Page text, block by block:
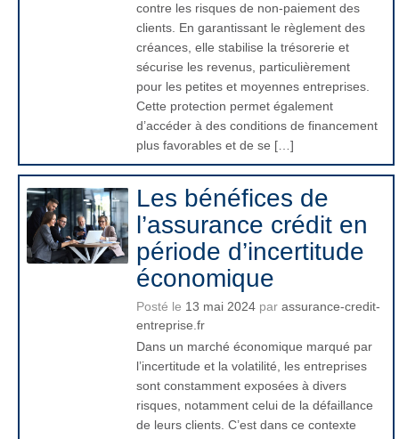
contre les risques de non-paiement des
clients. En garantissant le règlement des
créances, elle stabilise la trésorerie et
sécurise les revenus, particulièrement
pour les petites et moyennes entreprises.
Cette protection permet également
d’accéder à des conditions de financement
plus favorables et de se […]
Les bénéfices de
l’assurance crédit en
période d’incertitude
économique
Posté le 13 mai 2024 par assurance-credit-
entreprise.fr
Dans un marché économique marqué par
l’incertitude et la volatilité, les entreprises
sont constamment exposées à divers
risques, notamment celui de la défaillance
de leurs clients. C’est dans ce contexte